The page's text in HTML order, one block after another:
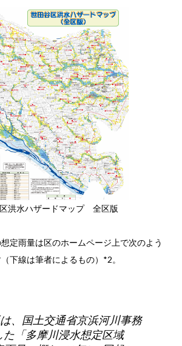
洪水ハザードマップ 全区版
定雨量は区のホームページ上で次のよう
下線は筆者によるもの）*2。
、国土交通省京浜河川事務
た「多摩川浸水想定区域